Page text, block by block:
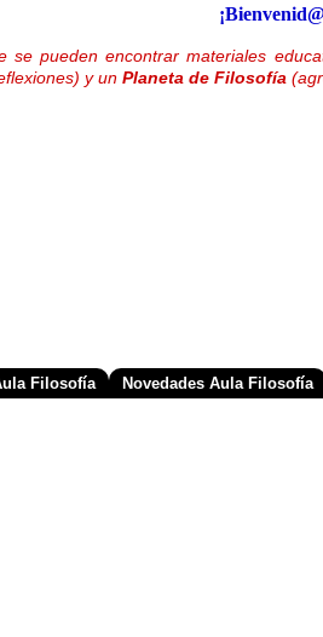
pueden encontrar materiales
y un Planeta de Filosofía
Filosofía Novedades Aula Filosofía